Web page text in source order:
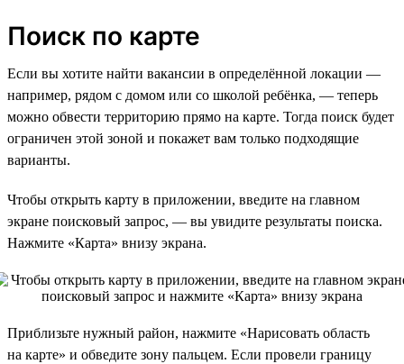
Поиск по карте
Если вы хотите найти вакансии в определённой локации —
например, рядом с домом или со школой ребёнка, — теперь
можно обвести территорию прямо на карте. Тогда поиск будет
ограничен этой зоной и покажет вам только подходящие
варианты.
Чтобы открыть карту в приложении, введите на главном
экране поисковый запрос, — вы увидите результаты поиска.
Нажмите «Карта» внизу экрана.
Приблизьте нужный район, нажмите «Нарисовать область
на карте» и обведите зону пальцем. Если провели границу